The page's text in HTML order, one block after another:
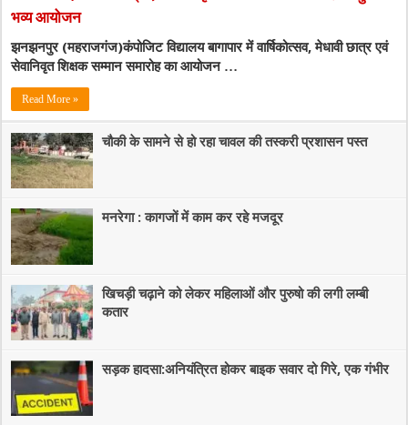
भव्य आयोजन
झनझनपुर (महराजगंज)कंपोजिट विद्यालय बागापार में वार्षिकोत्सव, मेधावी छात्र एवं
सेवानिवृत शिक्षक सम्मान समारोह का आयोजन …
Read More »
चौकी के सामने से हो रहा चावल की तस्करी प्रशासन पस्त
मनरेगा : कागजों में काम कर रहे मजदूर
खिचड़ी चढ़ाने को लेकर महिलाओं और पुरुषो की लगी लम्बी
कतार
सड़क हादसा:अनियंत्रित होकर बाइक सवार दो गिरे, एक गंभीर